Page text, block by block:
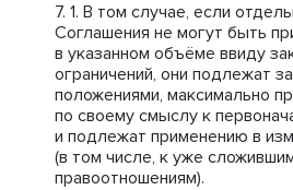
В том случае, если
Соглашения не могут быть
в указанном объёме ввиду
ограничений, они подлежат
положениями, максимально
по своему смыслу к
и подлежат применению в
(в том числе, к уже
правоотношениям).